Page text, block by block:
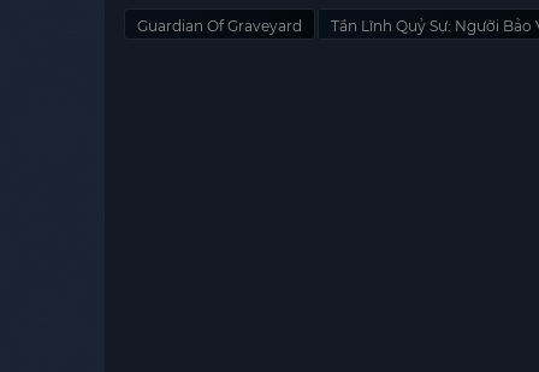
Guardian Of Graveyard Tần Lĩnh Quỷ Sự: Người Bảo